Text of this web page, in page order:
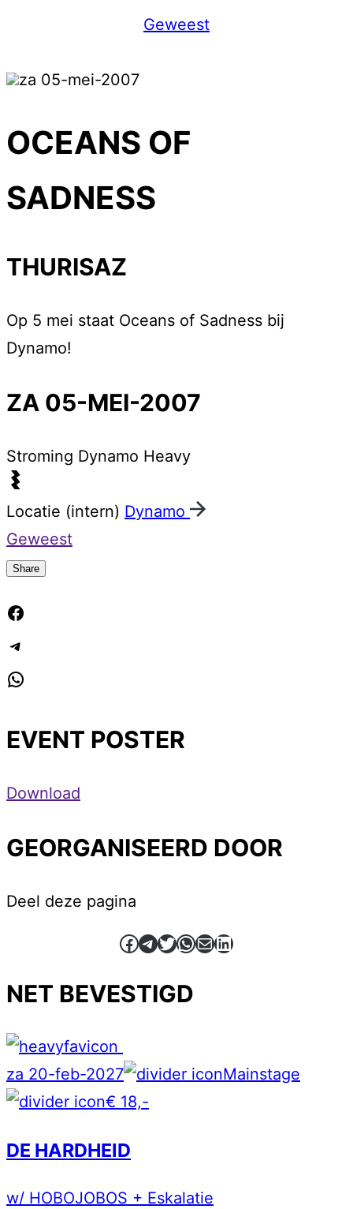
Geweest
za 05-mei-2007
OCEANS OF
SADNESS
THURISAZ
Op 5 mei staat Oceans of Sadness bij
Dynamo!
ZA 05-MEI-2007
Stroming Dynamo Heavy
Locatie (intern) Dynamo
Geweest
Share
EVENT POSTER
Download
GEORGANISEERD DOOR
Deel deze pagina
Facebook
Telegram
Twitter
WhatsApp
E-mailLinkedIn
NET BEVESTIGD
za 20-feb-2027
Mainstage
€ 18,-
DE HARDHEID
w/ HOBOJOBOS + Eskalatie